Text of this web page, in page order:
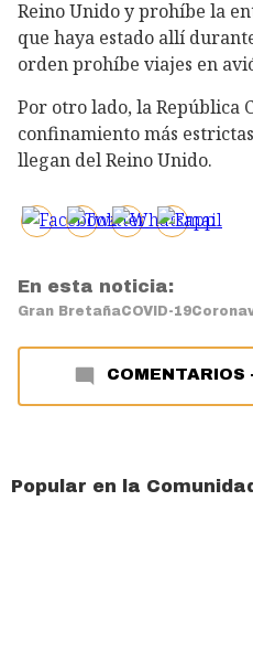
Reino Unido y prohíbe la
que haya estado allí
orden prohíbe viajes en
Por otro lado, la República
confinamiento más
llegan del Reino Unido.
En esta noticia:
Gran BretañaCOVID-19
COMENTARIOS
Popular en la Comunidad